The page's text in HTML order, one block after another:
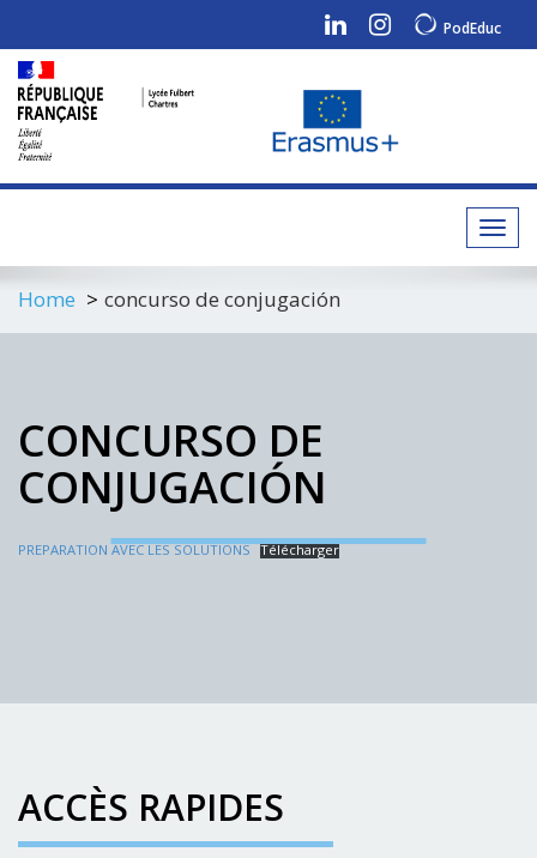
PodEduc
Home concurso de conjugación
CONCURSO DE
CONJUGACIÓN
PREPARATION AVEC LES SOLUTIONS Télécharger
ACCÈS RAPIDES